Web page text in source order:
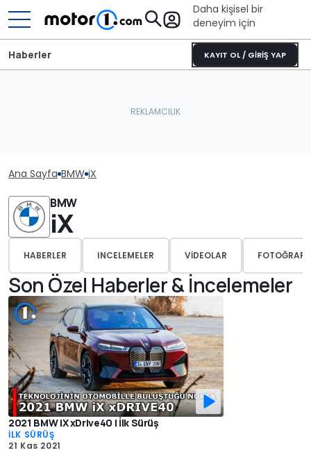
Daha kişisel bir
deneyim için
KAYIT OL / GİRİŞ YAP
Haberler
Ana Sayfa BMW iX
BMW
iX
HABERLER INCELEMELER VIDEOLAR
Son Özel Haberler & İncelemeler
2021 BMW iX xDrive40 | İlk Sürüş
İLK SÜRÜŞ
21 Kas 2021